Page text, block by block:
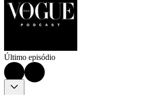
Último episódio